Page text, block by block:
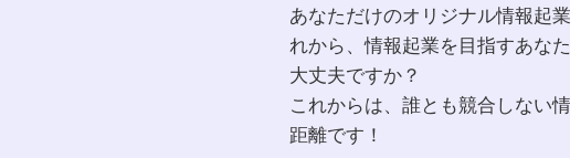
あなただけのオリジナル情報起
れから、情報起業を目指すあな
大丈夫ですか？
これからは、誰とも競合しない
距離です！